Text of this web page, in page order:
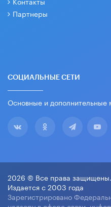
Партнеры
СОЦИАЛЬНЫЕ СЕТИ
Основные и дополнительные
2026 © Все права защищены.
Издается с 2003 года
Зарегистрировано